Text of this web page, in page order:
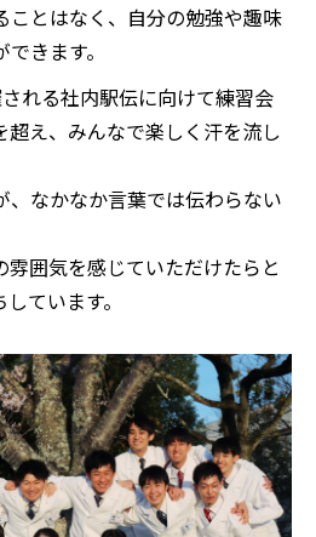
ことはなく、自分の勉強や趣味
きます。
れる社内駅伝に向けて練習会
超え、みんなで楽しく汗を流し
、なかなか言葉では伝わらない
囲気を感じていただけたらと
ています。